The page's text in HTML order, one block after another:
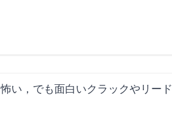
怖い，でも面白いクラックやリード